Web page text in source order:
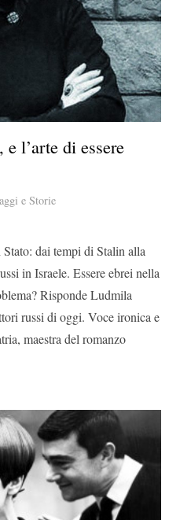
l’arte di essere
e Storie
Stato: dai tempi di Stalin alla
in Israele. Essere ebrei nella
Risponde Ludmila
russi di oggi. Voce ironica e
maestra del romanzo